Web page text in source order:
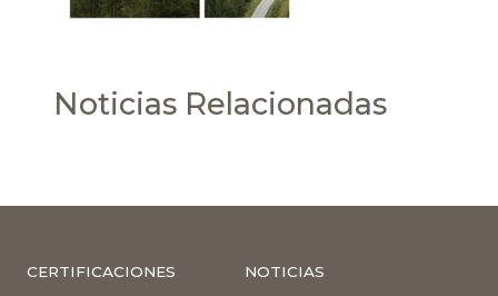
Noticias Relacionadas
CERTIFICACIONES NOTICIAS